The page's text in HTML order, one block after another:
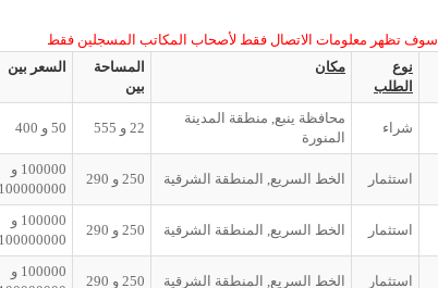
تظهر معلومات الاتصال فقط لأصحاب المكاتب المسجلين فقط
نوع
الطلب
مكان
المساحة
بين
السعر بين
شراء
محافظة ينبع, منطقة المدينة
المنورة
22 و 555
50 و 400
استثمار الخط السريع, المنطقة الشرقية 250 و 290
100000 و
100000000
استثمار الخط السريع, المنطقة الشرقية 250 و 290
100000 و
100000000
استثمار الخط السريع, المنطقة الشرقية 250 و 290
100000 و